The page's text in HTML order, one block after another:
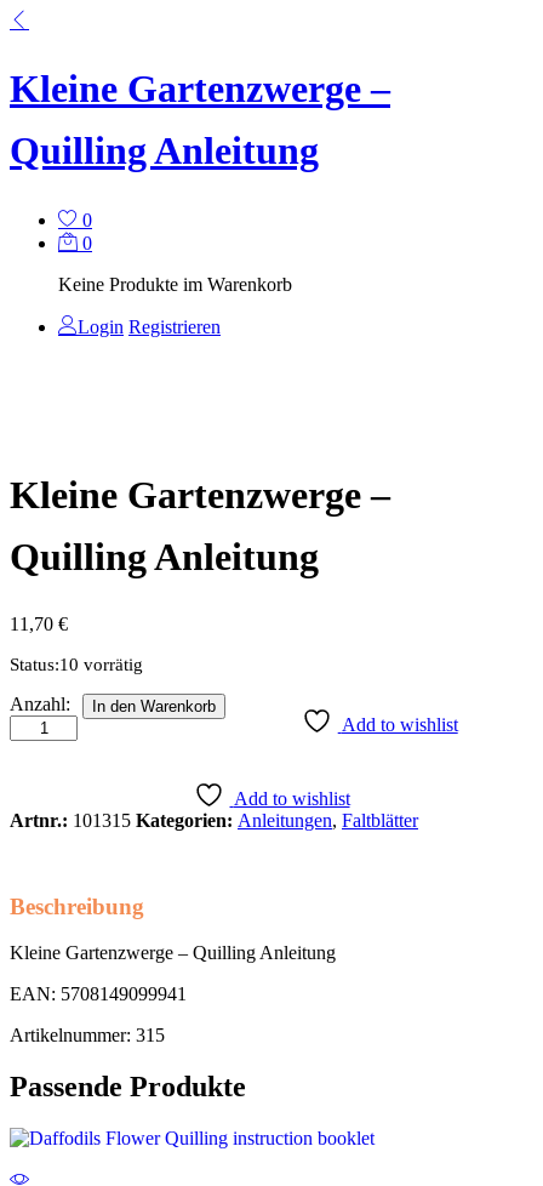
Kleine Gartenzwerge –
Quilling Anleitung
0
0
Keine Produkte im Warenkorb
Login Registrieren
Kleine Gartenzwerge –
Quilling Anleitung
11,70 €
Status:10 vorrätig
Kleine
Gartenzwerge
-
Anzahl
Anzahl: In den Warenkorb
Add to wishlist
Add to wishlist
Artnr.: 101315 Kategorien: Anleitungen, Faltblätter
Beschreibung
Kleine Gartenzwerge – Quilling Anleitung
EAN: 5708149099941
Artikelnummer: 315
Passende Produkte